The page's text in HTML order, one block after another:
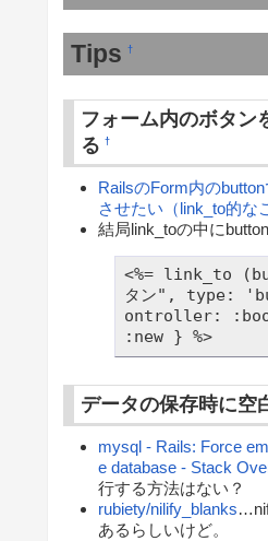
Tips †
フォーム内のボタ
る †
RailsのForm内の
させたい（link_to的な
結局link_toの中に
<%= link_to
タン", type:
ontroller:
:new } %>
データの保存時に空
mysql - Rails: Force
e database - Stack
行する方法はない？
rubiety/nilify_blanks
あるらしいけど。